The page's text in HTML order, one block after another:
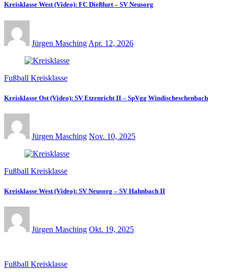
Kreisklasse West (Video): FC Dießfurt – SV Neusorg
Jürgen Masching Apr. 12, 2026
Fußball Kreisklasse
Kreisklasse Ost (Video): SV Etzenricht II – SpVgg Windischeschenbach
Jürgen Masching Nov. 10, 2025
Fußball Kreisklasse
Kreisklasse West (Video): SV Neusorg – SV Hahnbach II
Jürgen Masching Okt. 19, 2025
Fußball Kreisklasse